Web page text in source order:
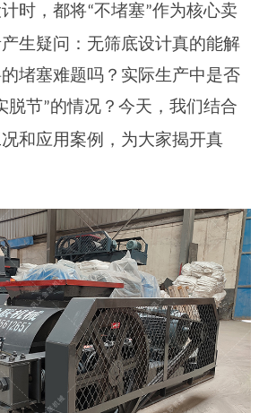
时，都将“不堵塞”作为核心卖
生疑问：无筛底设计真的能解
堵塞难题吗？实际生产中是否
脱节”的情况？今天，我们结合
和应用案例，为大家揭开真